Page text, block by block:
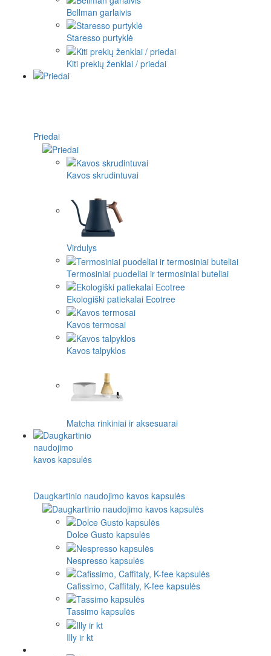
Bellman garlaivis
Staresso purtyklė
Kiti prekių ženklai / priedai
Priedai
Kavos skrudintuvai
Virdulys
Termosiniai puodeliai ir termosiniai buteliai
Ekologiški patiekalai Ecotree
Kavos termosai
Kavos talpyklos
Matcha rinkiniai ir aksesuarai
Daugkartinio naudojimo kavos kapsulės
Dolce Gusto kapsulės
Nespresso kapsulės
Cafissimo, Caffitaly, K-fee kapsulės
Tassimo kapsulės
Illy ir kt